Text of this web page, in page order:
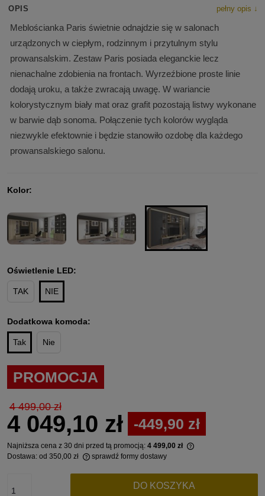
OPIS pełny opis ↓
Meblościanka Paris świetnie odnajdzie się w salonach
urządzonych w ciepłym, rodzinnym i przytulnym stylu
prowansalskim. Zestaw Paris posiada eleganckie lecz
nienachalne zdobienia na frontach. Wyrzeźbione proste linie
dodają uroku, a także zwracają uwagę. W wariancie
kolorystycznym biały mat oraz grafit pozostają listwy wykonane
w barwie dąb sonoma. Połączenie tych kolorów wygląda
niezwykle efektownie i będzie stanowiło ozdobę dla każdego
prowansalskiego salonu.
Kolor:
Oświetlenie LED:
TAK NIE
Dodatkowa komoda:
Tak Nie
PROMOCJA
4 049,10 zł -449,90 zł
4 499,00 zł
Najniższa cena z 30 dni przed tą promocją: 4 499,00 zł
Dostawa: od 350,00 zł sprawdź formy dostawy
DO KOSZYKA